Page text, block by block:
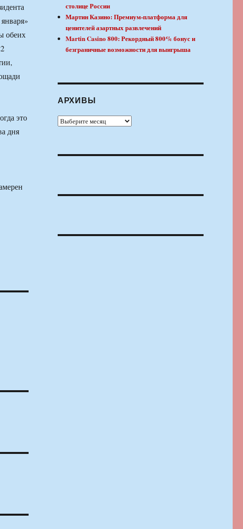
обеих
это
дня
столице России
Мартин Казино: Премиум-платформа для
ценителей азартных развлечений
Martin Casino 800: Рекордный 800% бонус и
безграничные возможности для выигрыша
АРХИВЫ
Архивы